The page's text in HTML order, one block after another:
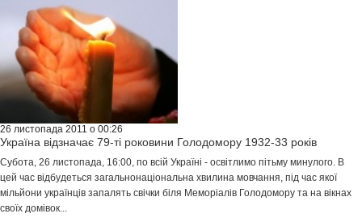
26 листопада 2011 о 00:26
Україна відзначає 79-ті роковини Голодомору 1932-33 років
Субота, 26 листопада, 16:00, по всій Україні - освітлимо пітьму минулого. В
цей час відбудеться загальнонаціональна хвилина мовчання, під час якої
мільйони українців запалять свічки біля Меморіалів Голодомору та на вікнах
своїх домівок...